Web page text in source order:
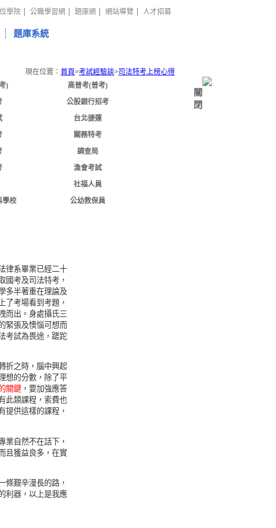
學院 公職學習網 題庫網 網站導覽 人才招募
題庫系統
現在位置： 首頁>考試經驗談>司法特考上榜心得
)
高普考(普考)
公股銀行招考
台北捷運
關務特考
調查局
漁會考試
社福人員
學校 公幼教保員
律系畢業已經二十
國考及司法特考，
多半著重在理論及
了考場看到考題，
而出。身處攝氏三
緊張及懊惱可想而
考試為畏途，蹉跎
折之時，腦中興起
想的分數，除了平
關鍵 ，要加強應答
此類課程，索費也
提供這樣的課程，
業自然不在話下，
且獲益良多，在實
條艱辛漫長的路，
利器，以上是我應
關
閉